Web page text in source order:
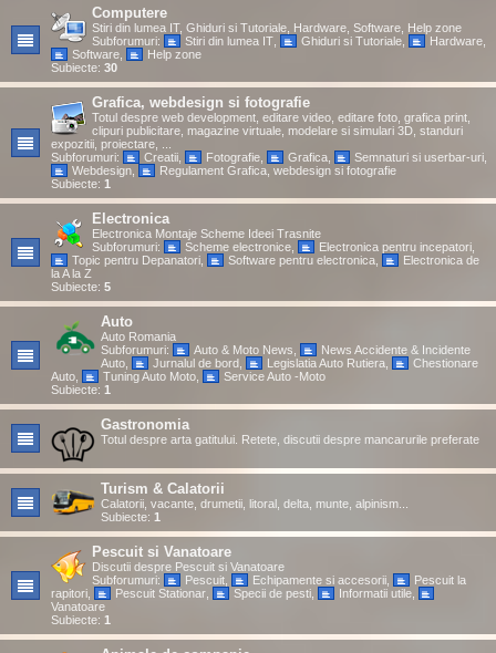
Computere
Stiri din lumea IT, Ghiduri si Tutoriale, Hardware, Software, Help zone
Subforumuri:
Stiri din lumea IT, Ghiduri si Tutoriale, Hardware,
Software,
Help zone
Subiecte: 30
Grafica, webdesign si fotografie
Totul despre web development, editare video, editare foto, grafica print,
clipuri publicitare, magazine virtuale, modelare si simulari 3D, standuri
expozitii, proiectare, ...
Subforumuri:
Creatii, Fotografie, Grafica, Semnaturi si userbar-uri
Webdesign,
Regulament Grafica, webdesign si fotografie
Subiecte: 1
Electronica
Electronica Montaje Scheme Ideei Trasnite
Subforumuri:
Scheme electronice, Electronica pentru incepatori,
Topic pentru Depanatori, Software pentru electronica,
Electronica de
la A la Z
Subiecte: 5
Auto
Auto Romania
Subforumuri:
Auto & Moto News
News Accidente & Incidente
Auto
Jurnalul de bord, Legislatia Auto Rutiera,
Chestionare
Auto
Tuning Auto Moto,
Service Auto -Moto
Subiecte: 1
Gastronomia
Totul despre arta gatitului. Retete, discutii despre mancarurile preferate
Turism & Calatorii
Calatorii, vacante, drumetii, litoral, delta, munte, alpinism...
Subiecte: 1
Pescuit si Vanatoare
Discutii despre Pescuit si Vanatoare
Subforumuri:
Pescuit, Echipamente si accesorii,
Pescuit la
rapitori
Pescuit Stationar, Specii de pesti, Informatii utile,
Vanatoare
Subiecte: 1